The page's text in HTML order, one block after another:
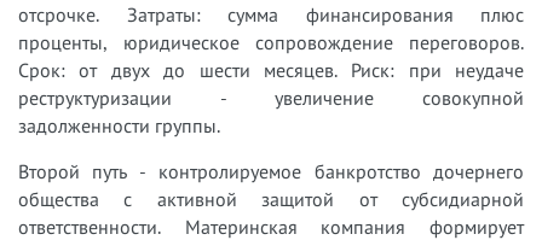
отсрочке. Затраты: сумма финансирования плюс
проценты, юридическое сопровождение переговоров.
Срок: от двух до шести месяцев. Риск: при неудаче
реструктуризации - увеличение совокупной
задолженности группы.
Второй путь - контролируемое банкротство дочернего
общества с активной защитой от субсидиарной
ответственности. Материнская компания формирует